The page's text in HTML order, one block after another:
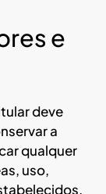
e
deve
a
qualquer
uso,